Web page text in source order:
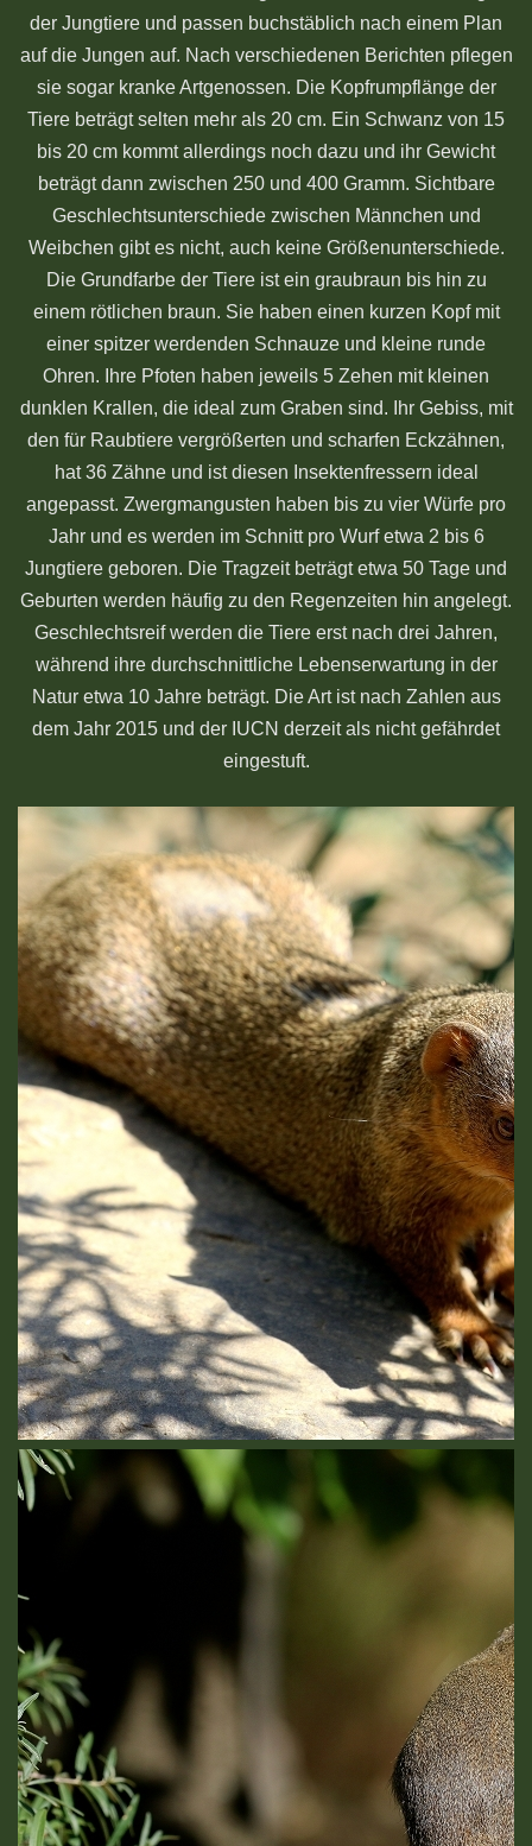
der Jungtiere und passen buchstäblich nach einem Plan
auf die Jungen auf. Nach verschiedenen Berichten pflegen
sie sogar kranke Artgenossen. Die Kopfrumpflänge der
Tiere beträgt selten mehr als 20 cm. Ein Schwanz von 15
bis 20 cm kommt allerdings noch dazu und ihr Gewicht
beträgt dann zwischen 250 und 400 Gramm. Sichtbare
Geschlechtsunterschiede zwischen Männchen und
Weibchen gibt es nicht, auch keine Größenunterschiede.
Die Grundfarbe der Tiere ist ein graubraun bis hin zu
einem rötlichen braun. Sie haben einen kurzen Kopf mit
einer spitzer werdenden Schnauze und kleine runde
Ohren. Ihre Pfoten haben jeweils 5 Zehen mit kleinen
dunklen Krallen, die ideal zum Graben sind. Ihr Gebiss, mit
den für Raubtiere vergrößerten und scharfen Eckzähnen,
hat 36 Zähne und ist diesen Insektenfressern ideal
angepasst. Zwergmangusten haben bis zu vier Würfe pro
Jahr und es werden im Schnitt pro Wurf etwa 2 bis 6
Jungtiere geboren. Die Tragzeit beträgt etwa 50 Tage und
Geburten werden häufig zu den Regenzeiten hin angelegt.
Geschlechtsreif werden die Tiere erst nach drei Jahren,
während ihre durchschnittliche Lebenserwartung in der
Natur etwa 10 Jahre beträgt. Die Art ist nach Zahlen aus
dem Jahr 2015 und der IUCN derzeit als nicht gefährdet
eingestuft.